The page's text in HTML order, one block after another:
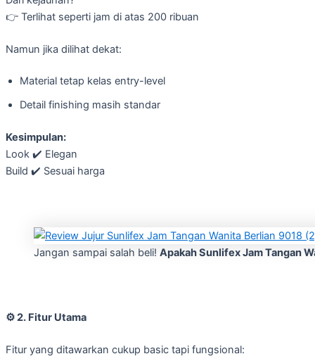
👉 Terlihat seperti jam di atas 200 ribuan
Namun jika dilihat dekat:
Material tetap kelas entry-level
Detail finishing masih standar
Kesimpulan:
Look ✔️ Elegan
Build ✔️ Sesuai harga
Jangan sampai salah beli! Apakah Sunlifex Jam Tangan
⚙️2. Fitur Utama
Fitur yang ditawarkan cukup basic tapi fungsional: